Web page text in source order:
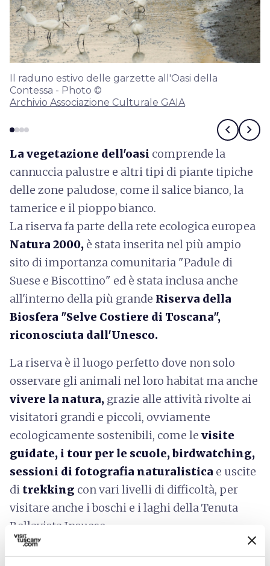
Il raduno estivo delle garzette all'Oasi della
Contessa - Photo ©
Archivio Associazione Culturale GAIA
chevron_left chevron_right
La vegetazione dell'oasi comprende la
cannuccia palustre e altri tipi di piante tipiche
delle zone paludose, come il salice bianco, la
tamerice e il pioppo bianco.
La riserva fa parte della rete ecologica europea
Natura 2000, è stata inserita nel più ampio
sito di importanza comunitaria "Padule di
Suese e Biscottino" ed è stata inclusa anche
all'interno della più grande Riserva della
Biosfera "Selve Costiere di Toscana",
riconosciuta dall'Unesco.
La riserva è il luogo perfetto dove non solo
osservare gli animali nel loro habitat ma anche
vivere la natura, grazie alle attività rivolte ai
visitatori grandi e piccoli, ovviamente
ecologicamente sostenibili, come le visite
guidate, i tour per le scuole, birdwatching,
sessioni di fotografia naturalistica e uscite
di trekking con vari livelli di difficoltà, per
visitare anche i boschi e i laghi della Tenuta
Bellavista Insuese.